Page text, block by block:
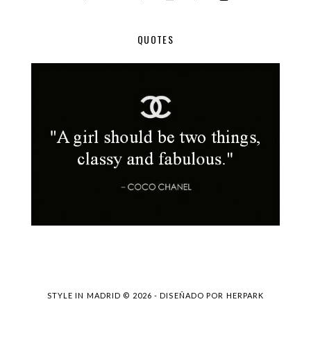
QUOTES
STYLE IN MADRID © 2026 - DISEÑADO POR HERPARK